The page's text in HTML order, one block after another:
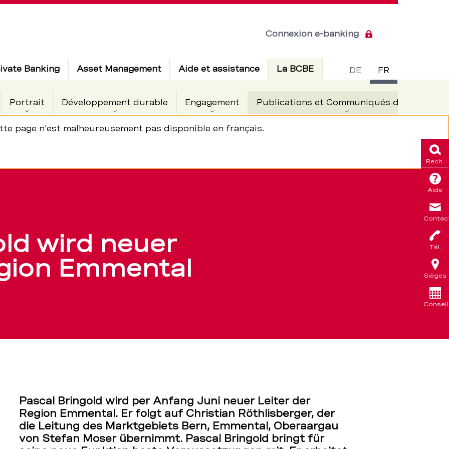
de
langue
DE FR
Connexion e-banking
Banking Asset Management Aide et assistance La BCBEActif
Portrait Développement durable Engagement Publications et Communiqués de presse
Rech.
Aide
Tél.
Sièges
Conseil
page n'est malheureusement pas disponible en français.
fermer
wird neuer
Emmental
Pascal Bringold wird per Anfang Juni neuer Leiter der
Region Emmental. Er folgt auf Christian Röthlisberger, der
die Leitung des Marktgebiets Bern, Emmental, Oberaargau
von Stefan Moser übernimmt. Pascal Bringold bringt für